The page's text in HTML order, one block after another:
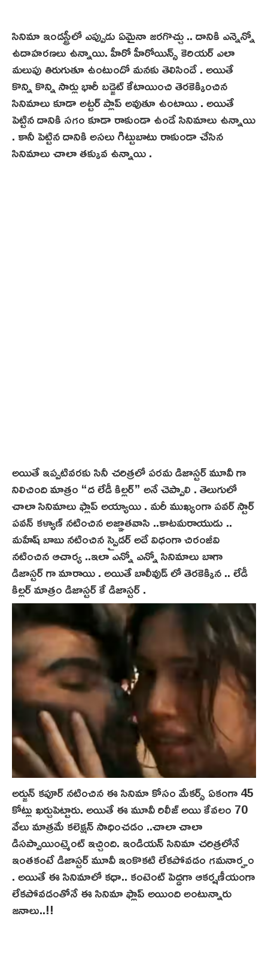
సినిమా ఇండస్ట్రీలో ఎప్పుడు ఏమైనా జరగొచ్చు .. దానికి ఎన్నెన్నో
ఉదాహరణలు ఉన్నాయి. హీరో హీరోయిన్స్ కెరియర్ ఎలా
మలుపు తిరుగుతూ ఉంటుందో మనకు తెలిసిందే . అయితే
కొన్ని కొన్ని సార్లు భారీ బడ్జెట్ కేటాయించి తెరకెక్కించిన
సినిమాలు కూడా అట్టర్ ప్లాప్ అవుతూ ఉంటాయి . అయితే
పెట్టిన దానికి సగం కూడా రాకుండా ఉండే సినిమాలు ఉన్నాయి
. కానీ పెట్టిన దానికి అసలు గిట్టుబాటు రాకుండా చేసిన
సినిమాలు చాలా తక్కువ ఉన్నాయి .
అయితే ఇప్పటివరకు సినీ చరిత్రలో పరమ డిజాస్టర్ మూవీ గా
నిలిచింది మాత్రం “ద లేడీ కిల్లర్” అనే చెప్పాలి . తెలుగులో
చాలా సినిమాలు ఫ్లాప్ అయ్యాయి . మరీ ముఖ్యంగా పవర్ స్టార్
పవన్ కళ్యాణ్ నటించిన అజ్ఞాతవాసి ..కాటమరాయుడు ..
మహేష్ బాబు నటించిన స్పైడర్ అదే విధంగా చిరంజీవి
నటించిన ఆచార్య ..ఇలా ఎన్నో ఎన్నో సినిమాలు బాగా
డిజాస్టర్ గా మారాయి . అయితే బాలీవుడ్ లో తెరకెక్కిన .. లేడీ
కిల్లర్ మాత్రం డిజాస్టర్ కే డిజాస్టర్ .
అర్జున్ కపూర్ నటించిన ఈ సినిమా కోసం మేకర్స్ ఏకంగా 45
కోట్లు ఖర్చుపెట్టారు. అయితే ఈ మూవీ రిలీజ్ అయి కేవలం 70
వేలు మాత్రమే కలెక్షన్ సాధించడం ..చాలా చాలా
డిసప్పాయింట్మెంట్ ఇచ్చింది. ఇండియన్ సినిమా చరిత్రలోనే
ఇంతకంటే డిజాస్టర్ మూవీ ఇంకొకటి లేకపోవడం గమనార్హం
. అయితే ఈ సినిమాలో కధా.. కంటెంట్ పెద్దగా ఆకర్షణీయంగా
లేకపోవడంతోనే ఈ సినిమా ఫ్లాప్ అయింది అంటున్నారు
జనాలు..!!